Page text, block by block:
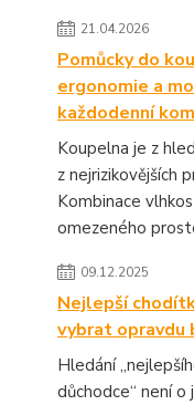
21.04.2026
Pomůcky do
ergonomie a
každodenní
Koupelna je z
z nejrizikovějších
Kombinace
omezeného
09.12.2025
Nejlepší
vybrat opravdu
Hledání
důchodce“ není o